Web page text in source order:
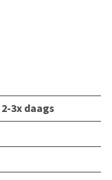
3x daags